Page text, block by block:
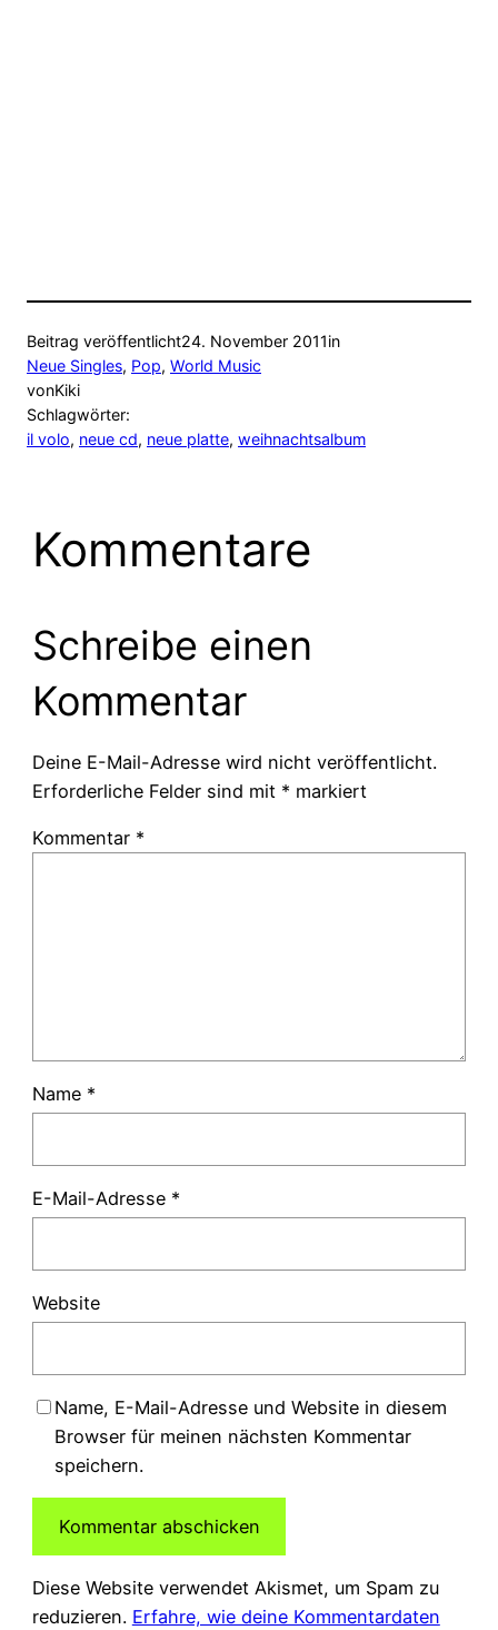
Beitrag veröffentlicht24. November 2011in
Neue Singles, Pop, World Music
vonKiki
Schlagwörter:
il volo, neue cd, neue platte, weihnachtsalbum
Kommentare
Schreibe einen
Kommentar
Deine E-Mail-Adresse wird nicht veröffentlicht.
Erforderliche Felder sind mit * markiert
Kommentar *
Name *
E-Mail-Adresse *
Website
Name, E-Mail-Adresse und Website in diesem
Browser für meinen nächsten Kommentar
speichern.
Diese Website verwendet Akismet, um Spam zu
reduzieren. Erfahre, wie deine Kommentardaten